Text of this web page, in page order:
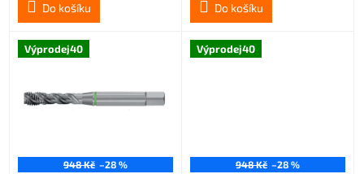
Do košíku
Do košíku
Výprodej40
948 Kč –28 %
Výprodej40
948 Kč –28 %